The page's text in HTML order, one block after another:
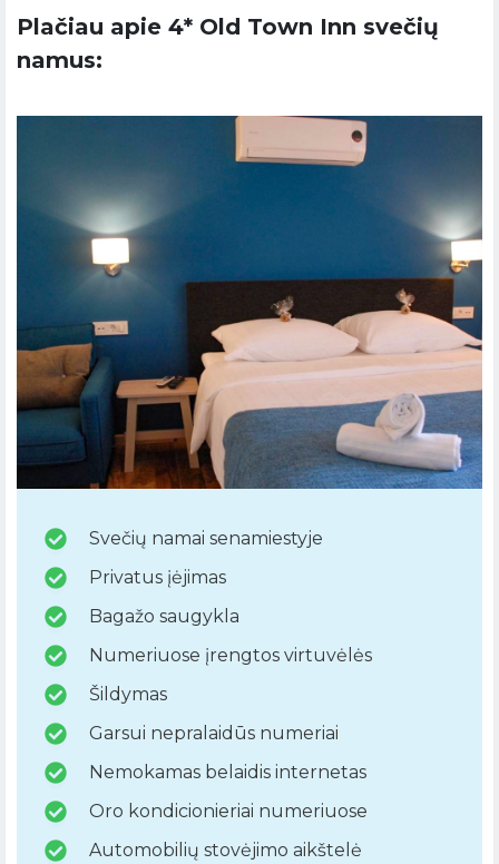
Plačiau apie 4* Old Town Inn svečių
namus:
Svečių namai senamiestyje
Privatus įėjimas
Bagažo saugykla
Numeriuose įrengtos virtuvėlės
Šildymas
Garsui nepralaidūs numeriai
Nemokamas belaidis internetas
Oro kondicionieriai numeriuose
Automobilių stovėjimo aikštelė